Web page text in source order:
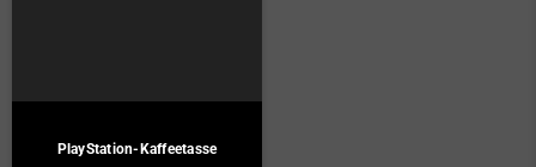
PlayStation-Kaffeetasse